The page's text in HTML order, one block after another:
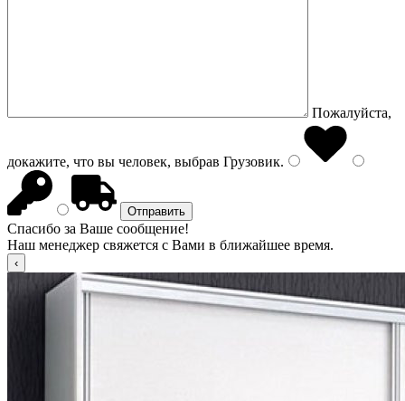
Пожалуйста,
докажите, что вы человек, выбрав Грузовик.
Спасибо за Ваше сообщение!
Наш менеджер свяжется с Вами в ближайшее время.